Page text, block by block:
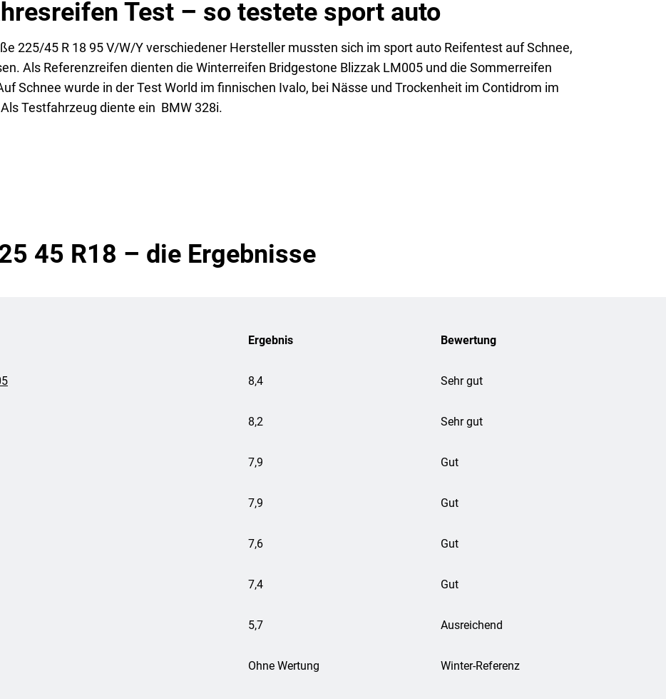
Test – so testete sport auto
225/45 R 18 95 V/W/Y verschiedener Hersteller mussten sich im sport auto Reifentest auf Schnee,
Als Referenzreifen dienten die Winterreifen Bridgestone Blizzak LM005 und die Sommerreifen
Schnee wurde in der Test World im finnischen Ivalo, bei Nässe und Trockenheit im Contidrom im
Testfahrzeug diente ein BMW 328i.
45 R18 – die Ergebnisse
Ergebnis Bewertung
8,4 Sehr gut
8,2 Sehr gut
7,9 Gut
7,9 Gut
7,6 Gut
7,4 Gut
5,7 Ausreichend
Ohne Wertung Winter-Referenz